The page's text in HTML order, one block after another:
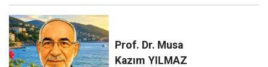
Prof. Dr. Musa
Kazım YILMAZ